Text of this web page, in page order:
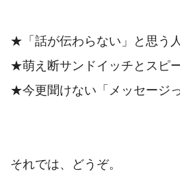
★「話が伝わらない」と思う
★萌え断サンドイッチとスピ
★今更聞けない「メッセージ
それでは、どうぞ。